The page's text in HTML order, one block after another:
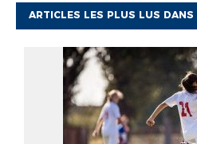
ARTICLES LES PLUS LUS DANS